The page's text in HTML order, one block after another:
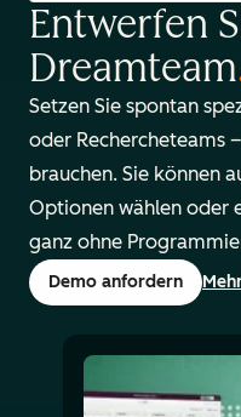
Entwerfen
Dreamteam
Setzen Sie spontan
oder Rechercheteams
brauchen. Sie können
Optionen wählen oder
ganz ohne
Demo anfordern